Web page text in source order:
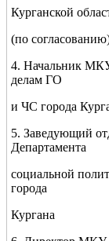
Курганской
(по
4. Начальник
делам ГО
и ЧС города
5. Заведующий
Департамента
социальной
города
Кургана